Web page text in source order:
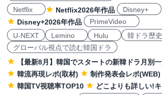
Netflix
Netflix2026年作品
Disney+
Disney+2026年作品
PrimeVideo
U-NEXT
Lemino Hulu
韓ドラ歴
グローバル視点で読む韓国ドラ
【最新8月】韓国でスタートの新韓ドラ月別
韓流再現レポ(取材)
制作発表会レポ(WEB)
韓国TV視聴率TOP10
どこよりも詳しい!